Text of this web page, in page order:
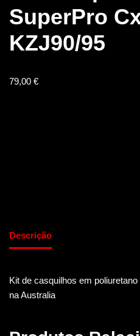
SuperPro
KZJ90/95
79,00 €
Descrição
Kit de casquilhos em
na Australia